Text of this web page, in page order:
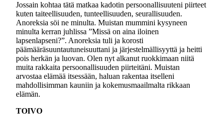
Jossain kohtaa tätä matkaa kadotin persoonallisuuteni piirteet
kuten taiteellisuuden, tunteellisuuden, seurallisuuden.
Anoreksia söi ne minulta. Muistan mummini kysyneen
minulta kerran juhlissa ”Missä on aina iloinen
lapsenlapseni?”. Anoreksia tuli ja korosti
päämääräsuuntautuneisuuttani ja järjestelmällisyyttä ja heitti
pois herkän ja luovan. Olen nyt alkanut ruokkimaan niitä
muita rakkaita persoonallisuuden piirteitäni. Muistan
arvostaa elämää itsessään, haluan rakentaa itselleni
mahdollisimman kauniin ja kokemusmaailmalta rikkaan
elämän.
TOIVO